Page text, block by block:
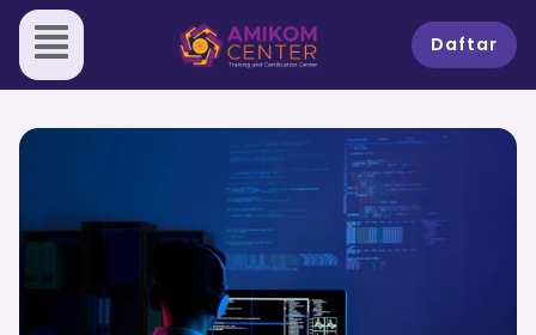
Skip
content
Daftar